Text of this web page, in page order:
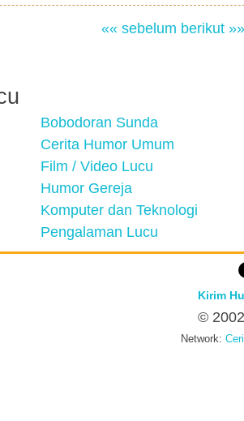
«« sebelum berikut »»
Bobodoran Sunda
Cerita Humor Umum
Film / Video Lucu
Humor Gereja
Komputer dan Teknologi
Pengalaman Lucu
Kirim
©
Network: